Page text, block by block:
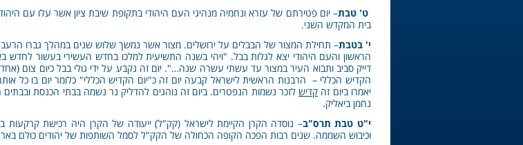
ט' טבת– יום פטירתם של עזרא ונחמיה מנהיגי העם היהודי בתקופת שיבת ציון אשר עלו עם
בית המקדש השני.
י' בטבת– תחילת המצור של הבבלים על ירושלים. מצור אשר נמשך שלוש שנים במהלך גברו
הראשון והעם היהודי יצא לגלות בבל. "ויהי בשנה התשיעית למלכו בחדש העשירי בעשור לחדש בא
דייק סביב ותבוא העיר במצור עד עשתי עשרה שנה…". יום זה נקבע על ידי גולי בבל כיום צום
הקדיש הכללי – הרבנות הראשית לישראל קבעה יום זה כ"יום הקדיש הכללי" כלומר יום בו כל
יאמרו ביום זה קדישלזכר נשמות הנפטרים. ביום זה נוהגים להדליק נר נשמה בבתי הכנסת ובבתים
נחמן ביאליק.
י"ט טבת תרס"ב– נוסדה הקרן הקיימת לישראל (קק"ל) ייעודה של הקרן היה רכישת קרקעות
וכיבוש השממה. שנים רבות הפכה הקופה הכחולה של הקק"ל לסמל השותפות של יהודים כולם